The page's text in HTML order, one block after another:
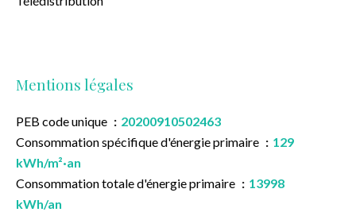
Mentions légales
PEB code unique
20200910502463
Consommation spécifique d'énergie primaire
129
kWh/m²·an
Consommation totale d'énergie primaire
13998
kWh/an